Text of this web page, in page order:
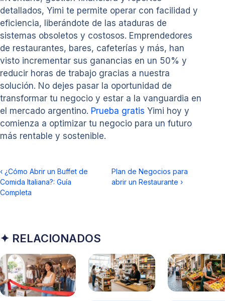
detallados, Yimi te permite operar con facilidad y
eficiencia, liberándote de las ataduras de
sistemas obsoletos y costosos. Emprendedores
de restaurantes, bares, cafeterías y más, han
visto incrementar sus ganancias en un 50% y
reducir horas de trabajo gracias a nuestra
solución. No dejes pasar la oportunidad de
transformar tu negocio y estar a la vanguardia en
el mercado argentino. Prueba gratis Yimi hoy y
comienza a optimizar tu negocio para un futuro
más rentable y sostenible.
‹ ¿Cómo Abrir un Buffet de
Comida Italiana?: Guía
Completa
Plan de Negocios para
abrir un Restaurante ›
✦ RELACIONADOS